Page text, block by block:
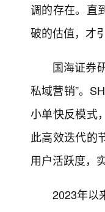
调的存在。直
破的估值，才
国海证券
私域营销”。
小单快反模式
此高效迭代的
用户活跃度，
2023年以